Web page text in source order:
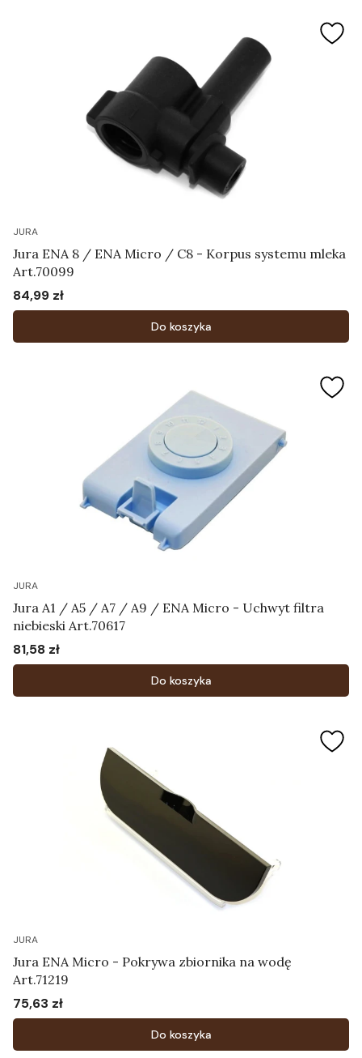
JURA
Jura ENA 8 / ENA Micro / C8 - Korpus systemu mleka
Art.70099
Cena
84,99 zł
Do koszyka
JURA
Jura A1 / A5 / A7 / A9 / ENA Micro - Uchwyt filtra
niebieski Art.70617
Cena
81,58 zł
Do koszyka
JURA
Jura ENA Micro - Pokrywa zbiornika na wodę
Art.71219
Cena
75,63 zł
Do koszyka